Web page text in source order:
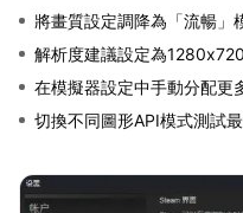
將畫質設定調降為「流暢」
解析度建議設定為
在模擬器設定中手動分配更
切換不同圖形API模式測試